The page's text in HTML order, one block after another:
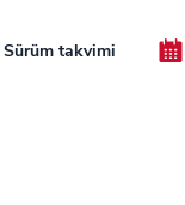
Sürüm takvimi